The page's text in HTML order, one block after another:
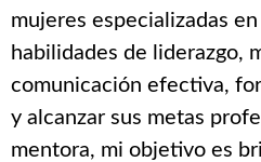
mujeres especializadas
habilidades de liderazgo,
comunicación efectiva,
y alcanzar sus metas
mentora, mi objetivo es